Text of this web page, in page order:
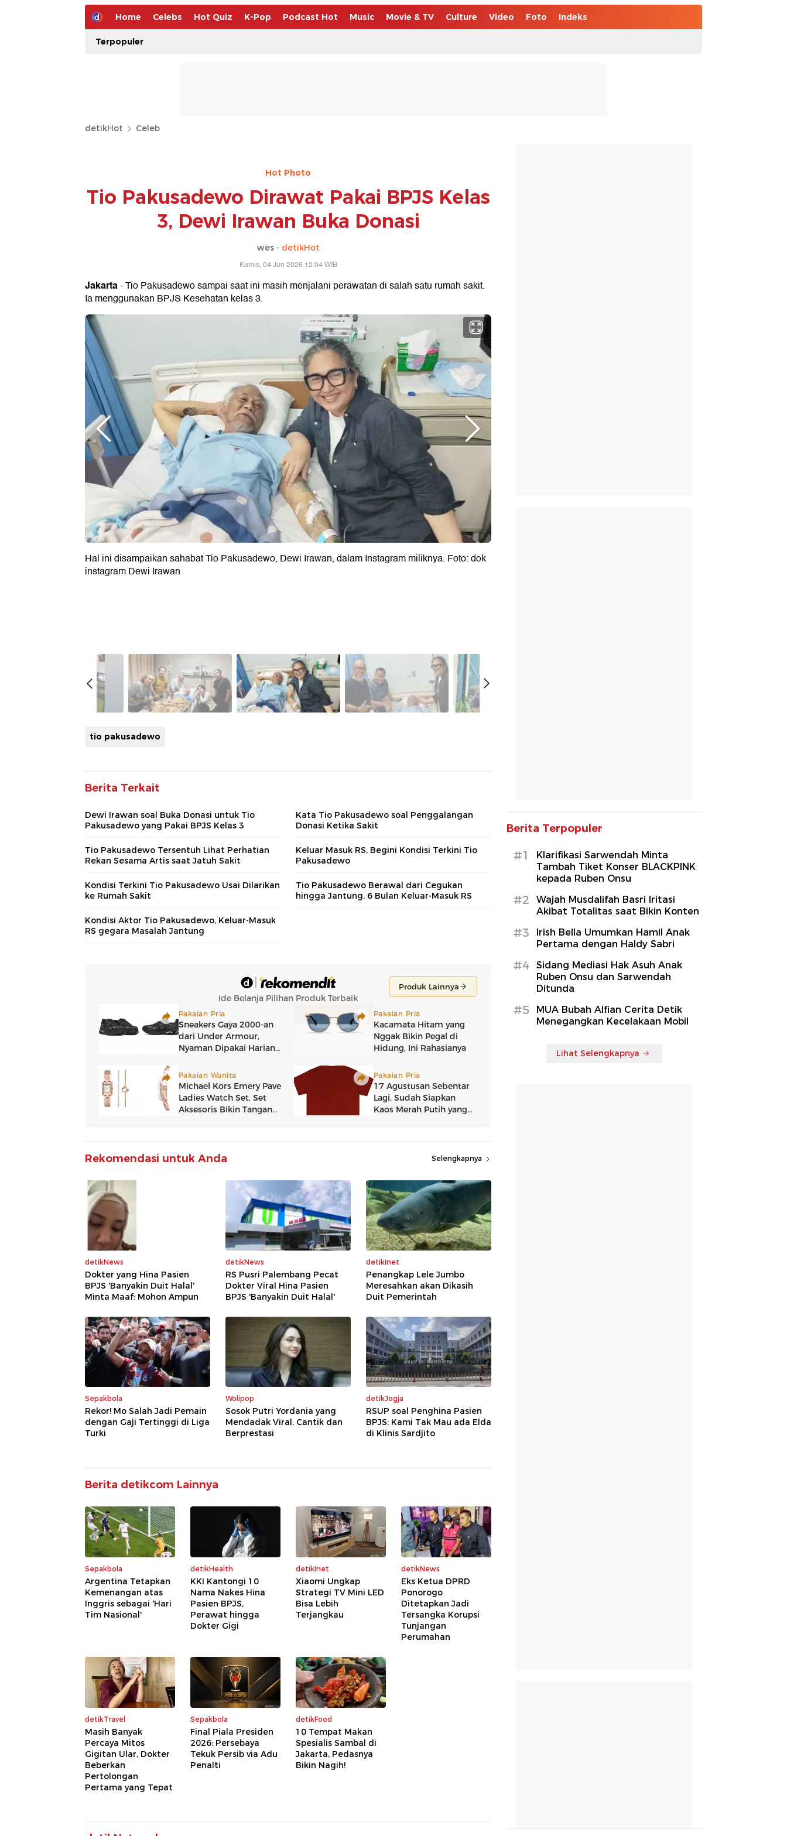
Home Celebs Hot Quiz K-Pop Podcast Hot Music Movie & TV Culture Video Foto Indeks
Terpopuler
detikHot Celeb
Hot Photo
Tio Pakusadewo Dirawat Pakai BPJS Kelas
3, Dewi Irawan Buka Donasi
wes - detikHot
Kamis, 04 Jun 2026 12:04 WIB
Jakarta- Tio Pakusadewo sampai saat ini masih menjalani perawatan di salah satu rumah sakit.
Ia menggunakan BPJS Kesehatan kelas 3.
Hal ini disampaikan sahabat Tio Pakusadewo, Dewi Irawan, dalam Instagram miliknya. Foto: dok
instagram Dewi Irawan
tio pakusadewo
Berita Terkait
Dewi Irawan soal Buka Donasi untuk Tio
Pakusadewo yang Pakai BPJS Kelas 3
Kata Tio Pakusadewo soal Penggalangan
Donasi Ketika Sakit
Tio Pakusadewo Tersentuh Lihat Perhatian
Rekan Sesama Artis saat Jatuh Sakit
Keluar Masuk RS, Begini Kondisi Terkini Tio
Pakusadewo
Kondisi Terkini Tio Pakusadewo Usai Dilarikan
ke Rumah Sakit
Tio Pakusadewo Berawal dari Cegukan
hingga Jantung, 6 Bulan Keluar-Masuk RS
Kondisi Aktor Tio Pakusadewo, Keluar-Masuk
RS gegara Masalah Jantung
Rekomendasi untuk Anda Selengkapnya
detikNews
Dokter yang Hina Pasien
BPJS 'Banyakin Duit Halal'
Minta Maaf: Mohon Ampun
detikNews
RS Pusri Palembang Pecat
Dokter Viral Hina Pasien
BPJS 'Banyakin Duit Halal'
detikInet
Penangkap Lele Jumbo
Meresahkan akan Dikasih
Duit Pemerintah
Sepakbola
Rekor! Mo Salah Jadi Pemain
dengan Gaji Tertinggi di Liga
Turki
Wolipop
Sosok Putri Yordania yang
Mendadak Viral, Cantik dan
Berprestasi
detikJogja
RSUP soal Penghina Pasien
BPJS: Kami Tak Mau ada Elda
di Klinis Sardjito
Berita detikcom Lainnya
Sepakbola
Argentina Tetapkan
Kemenangan atas
Inggris sebagai 'Hari
Tim Nasional'
detikHealth
KKI Kantongi 10
Nama Nakes Hina
Pasien BPJS,
Perawat hingga
Dokter Gigi
detikInet
Xiaomi Ungkap
Strategi TV Mini LED
Bisa Lebih
Terjangkau
detikNews
Eks Ketua DPRD
Ponorogo
Ditetapkan Jadi
Tersangka Korupsi
Tunjangan
Perumahan
detikTravel
Masih Banyak
Percaya Mitos
Gigitan Ular, Dokter
Beberkan
Pertolongan
Pertama yang Tepat
Sepakbola
Final Piala Presiden
2026: Persebaya
Tekuk Persib via Adu
Penalti
detikFood
10 Tempat Makan
Spesialis Sambal di
Jakarta, Pedasnya
Bikin Nagih!
Berita Terpopuler
#1
Klarifikasi Sarwendah Minta
Tambah Tiket Konser BLACKPINK
kepada Ruben Onsu
#2
Wajah Musdalifah Basri Iritasi
Akibat Totalitas saat Bikin Konten
#3
Irish Bella Umumkan Hamil Anak
Pertama dengan Haldy Sabri
#4
Sidang Mediasi Hak Asuh Anak
Ruben Onsu dan Sarwendah
Ditunda
#5
MUA Bubah Alfian Cerita Detik
Menegangkan Kecelakaan Mobil
Lihat Selengkapnya